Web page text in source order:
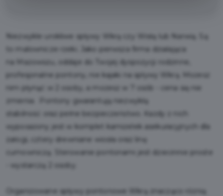
Niezwykle urokliwe spływy Wkrą czy Wisłą lub Narwią. Są
to malownicze rzeki. Jako pierwsza firma działająca
na Mazowszu, oddaje do Twojej dyspozycji rodzinne,
profesjonalne pontony, nie kajaki na spływy Wkrą. Możesz
nim płynąć w 2 osoby, a możesz w 7 osób - cena się nie
zmienia. Pontony gwarantują niezwykłą
stabilność oraz pełne bezpieczeństwo. Każdy z nich
wyposażony jest w komplet kamizelek asekuracyjnych dla
załogi, cztery drewniane wiosła oraz linę
cumowniczą. Sterowanie pontonami jest dziecinnie proste
- wystarczą 2 osoby.
Organizowane spływy pontonowe Wkrą znacząco różnią